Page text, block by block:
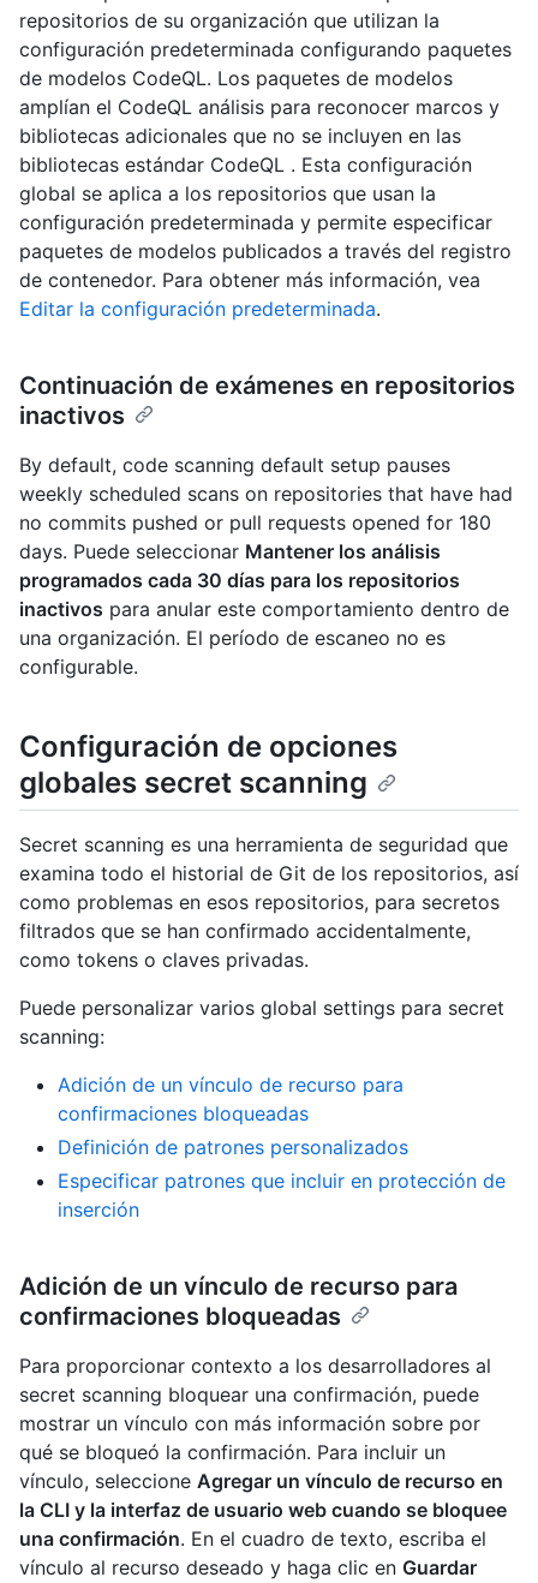
repositorios de su organización que utilizan la
configuración predeterminada configurando paquetes
de modelos CodeQL. Los paquetes de modelos
amplían el CodeQL análisis para reconocer marcos y
bibliotecas adicionales que no se incluyen en las
bibliotecas estándar CodeQL . Esta configuración
global se aplica a los repositorios que usan la
configuración predeterminada y permite especificar
paquetes de modelos publicados a través del registro
de contenedor. Para obtener más información, vea
Editar la configuración predeterminada.
Continuación de exámenes en repositorios
inactivos
By default, code scanning default setup pauses
weekly scheduled scans on repositories that have had
no commits pushed or pull requests opened for 180
days. Puede seleccionar Mantener los análisis
programados cada 30 días para los repositorios
inactivos para anular este comportamiento dentro de
una organización. El período de escaneo no es
configurable.
Configuración de opciones
globales secret scanning
Secret scanning es una herramienta de seguridad que
examina todo el historial de Git de los repositorios, así
como problemas en esos repositorios, para secretos
filtrados que se han confirmado accidentalmente,
como tokens o claves privadas.
Puede personalizar varios global settings para secret
scanning:
Adición de un vínculo de recurso para
confirmaciones bloqueadas
Definición de patrones personalizados
Especificar patrones que incluir en protección de
inserción
Adición de un vínculo de recurso para
confirmaciones bloqueadas
Para proporcionar contexto a los desarrolladores al
secret scanning bloquear una confirmación, puede
mostrar un vínculo con más información sobre por
qué se bloqueó la confirmación. Para incluir un
vínculo, seleccione Agregar un vínculo de recurso en
la CLI y la interfaz de usuario web cuando se bloquee
una confirmación. En el cuadro de texto, escriba el
vínculo al recurso deseado y haga clic en Guardar